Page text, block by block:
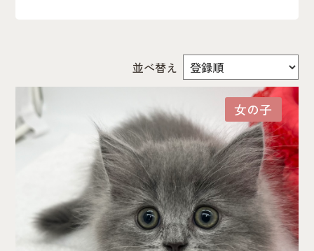
受付状況
並べ替え
女の子